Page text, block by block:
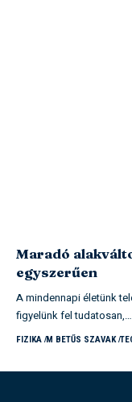
Maradó
egyszerűen
A mindennapi életünk
figyelünk fel tudatosan,…
FIZIKA M BETŰS SZAVAK